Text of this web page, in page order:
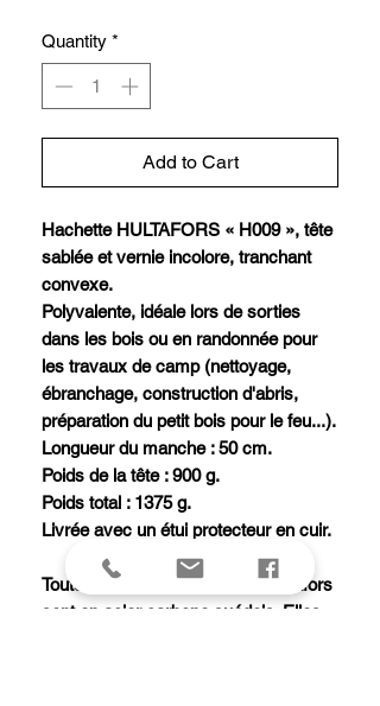
Quantity *
Add to Cart
Hachette HULTAFORS « H009 », tête
sablée et vernie incolore, tranchant
convexe.
Polyvalente, idéale lors de sorties
dans les bois ou en randonnée pour
les travaux de camp (nettoyage,
ébranchage, construction d'abris,
préparation du petit bois pour le feu...).
Longueur du manche : 50 cm.
Poids de la tête : 900 g.
Poids total : 1375 g.
Livrée avec un étui protecteur en cuir.
Toutes les têtes des haches Hultafors
sont en acier carbone suédois. Elles